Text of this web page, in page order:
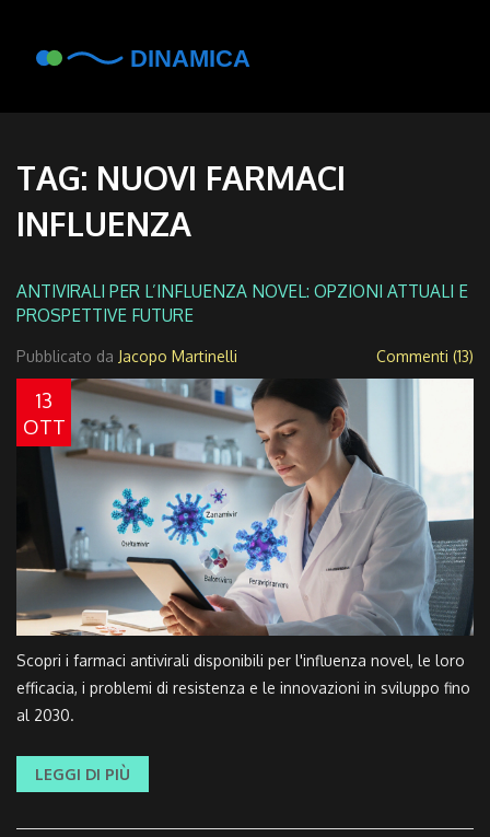
TAG: NUOVI FARMACI
INFLUENZA
ANTIVIRALI PER L’INFLUENZA NOVEL: OPZIONI ATTUALI E
PROSPETTIVE FUTURE
Pubblicato da Jacopo Martinelli Commenti (13)
13
OTT
Scopri i farmaci antivirali disponibili per l'influenza novel, le loro
efficacia, i problemi di resistenza e le innovazioni in sviluppo fino
al 2030.
LEGGI DI PIÙ